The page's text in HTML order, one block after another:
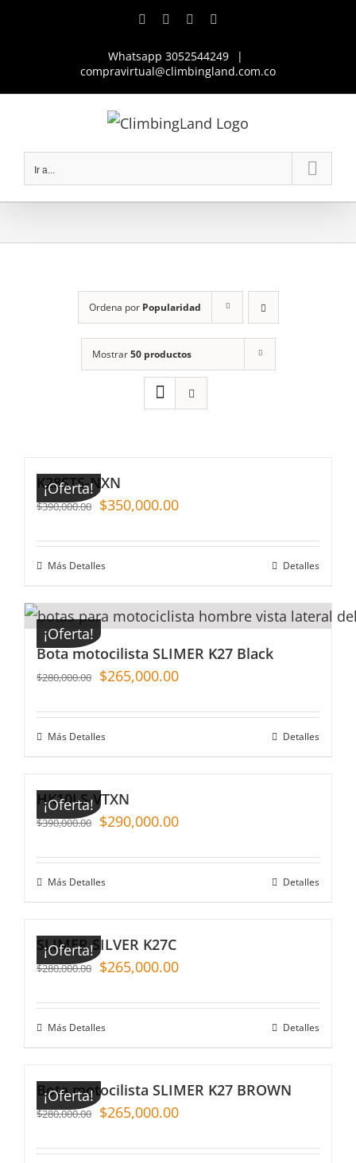
FacebookInstagramYouTube
Whatsapp 3052544249
|
compravirtual@climbingland.com.co
Ir a...
Ordena por Popularidad
Mostrar50 productos
¡Oferta!
K28STS-NXN
$390,000.00 $350,000.00
Más Detalles Detalles
¡Oferta!
Bota motocilista SLIMER K27 Black
$280,000.00 $265,000.00
Más Detalles Detalles
¡Oferta!
HK10LS-VTXN
$390,000.00 $290,000.00
Más Detalles Detalles
¡Oferta!
SLIMER SILVER K27C
$280,000.00 $265,000.00
Más Detalles Detalles
¡Oferta!
Bota motocilista SLIMER K27 BROWN
$280,000.00 $265,000.00